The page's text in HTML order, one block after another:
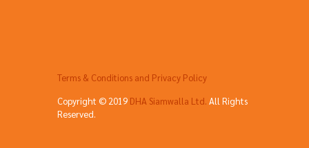
Terms & Conditions and Privacy Policy
Copyright © 2019 DHA Siamwalla Ltd. All Rights
Reserved.